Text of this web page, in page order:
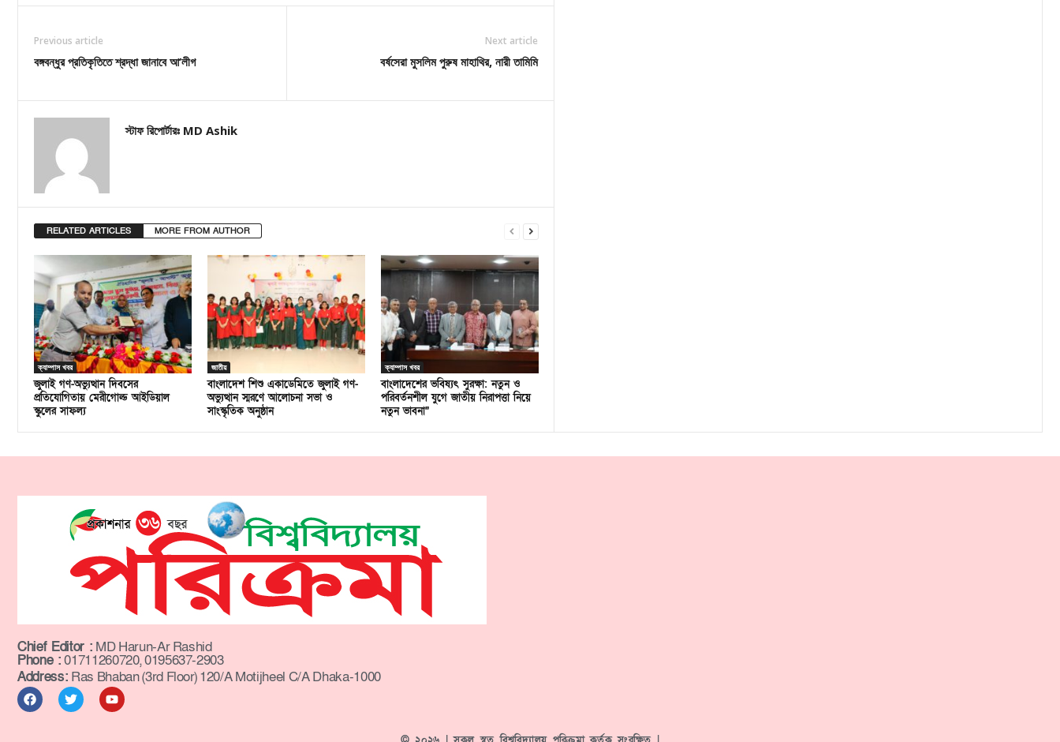
Previous article
বঙ্গবন্ধুর প্রতিকৃতিতে শ্রদ্ধা জানাবে আ’লীগ
Next article
বর্ষসেরা মুসলিম পুরুষ মাহাথির, নারী তামিমি
স্টাফ রিপোর্টারঃ MD Ashik
RELATED ARTICLES MORE FROM AUTHOR
ক্যাম্পাস খবর
জুলাই গণ-অভ্যুত্থান দিবসের
প্রতিযোগিতায় মেরীগোল্ড আইডিয়াল
স্কুলের সাফল্য
জাতীয়
বাংলাদেশ শিশু একাডেমিতে জুলাই গণ-
অভ্যুত্থান স্মরণে আলোচনা সভা ও
সাংস্কৃতিক অনুষ্ঠান
ক্যাম্পাস খবর
বাংলাদেশের ভবিষ্যৎ সুরক্ষা: নতুন ও
পরিবর্তনশীল যুগে জাতীয় নিরাপত্তা নিয়ে
নতুন ভাবনা”
Chief Editor : MD Harun-Ar Rashid
Phone :01711260720, 0195637-2903
Address: Ras Bhaban (3rd Floor) 120/A Motijheel C/A Dhaka-1000